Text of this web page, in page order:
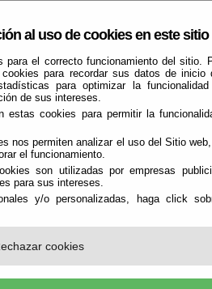
al uso de cookies en este sitio
para el correcto funcionamiento del sitio.
para recordar sus datos de inicio
para optimizar la
de sus intereses.
estas cookies para permitir la
nos permiten analizar el uso del Sitio
el funcionamiento.
son utilizadas por empresas
para sus intereses.
y/o personalizadas, haga click
cookies
blank.png
Publicado: